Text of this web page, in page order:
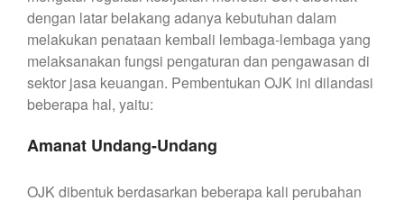
dengan latar belakang adanya kebutuhan dalam
melakukan penataan kembali lembaga-lembaga yang
melaksanakan fungsi pengaturan dan pengawasan di
sektor jasa keuangan. Pembentukan OJK ini dilandasi
beberapa hal, yaitu:
Amanat Undang-Undang
OJK dibentuk berdasarkan beberapa kali perubahan